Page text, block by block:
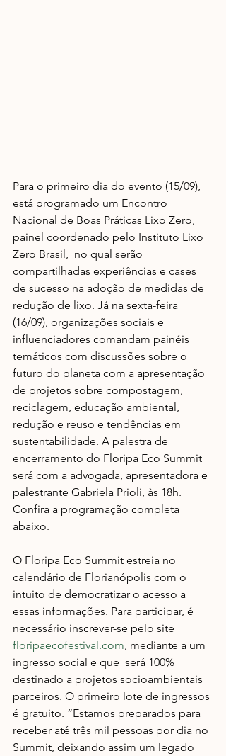
Para o primeiro dia do evento (15/09),
está programado um Encontro
Nacional de Boas Práticas Lixo Zero,
painel coordenado pelo Instituto Lixo
Zero Brasil,  no qual serão
compartilhadas experiências e cases
de sucesso na adoção de medidas de
redução de lixo. Já na sexta-feira
(16/09), organizações sociais e
influenciadores comandam painéis
temáticos com discussões sobre o
futuro do planeta com a apresentação
de projetos sobre compostagem,
reciclagem, educação ambiental,
redução e reuso e tendências em
sustentabilidade. A palestra de
encerramento do Floripa Eco Summit
será com a advogada, apresentadora e
palestrante Gabriela Prioli, às 18h.
Confira a programação completa
abaixo.
O Floripa Eco Summit estreia no
calendário de Florianópolis com o
intuito de democratizar o acesso a
essas informações. Para participar, é
necessário inscrever-se pelo site
floripaecofestival.com , mediante a um
ingresso social e que  será 100%
destinado a projetos socioambientais
parceiros. O primeiro lote de ingressos
é gratuito. “Estamos preparados para
receber até três mil pessoas por dia no
Summit, deixando assim um legado